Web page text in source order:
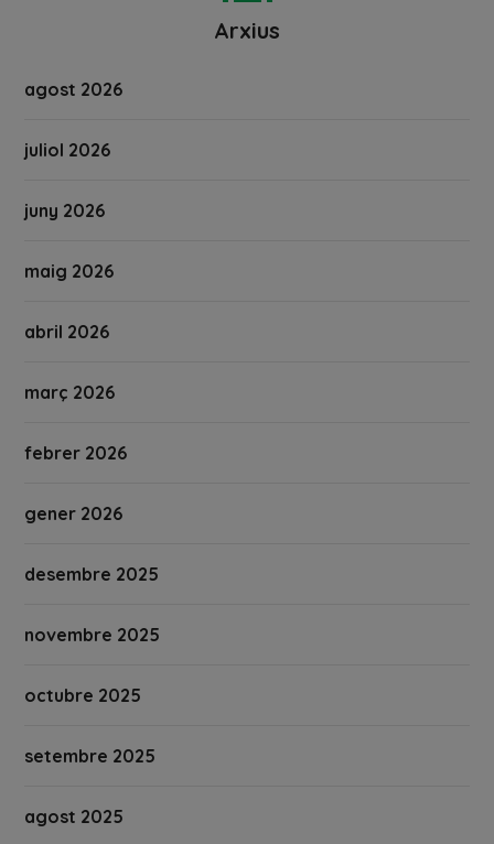
Arxius
agost 2026
juliol 2026
juny 2026
maig 2026
abril 2026
març 2026
febrer 2026
gener 2026
desembre 2025
novembre 2025
octubre 2025
setembre 2025
agost 2025